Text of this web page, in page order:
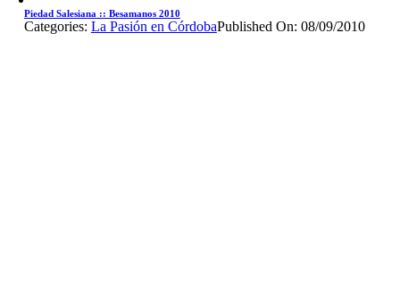
Piedad Salesiana :: Besamanos 2010
Categories: La Pasión en CórdobaPublished On: 08/09/2010